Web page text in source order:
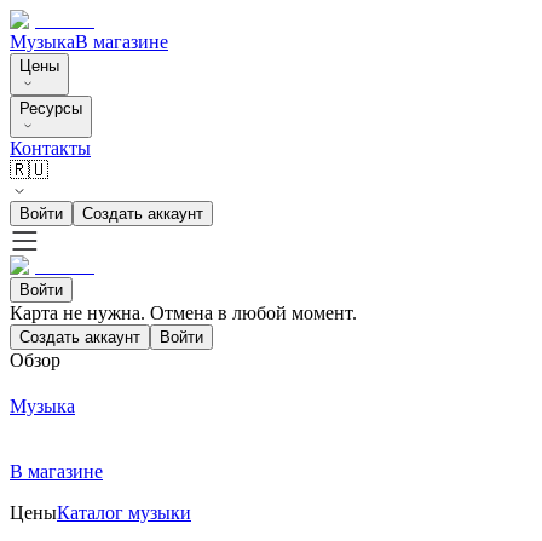
МузыкаВ магазине
Цены
Ресурсы
Контакты
🇷🇺
Войти Создать аккаунт
Войти
Карта не нужна. Отмена в любой момент.
Создать аккаунт Войти
Обзор
Музыка
В магазине
ЦеныКаталог музыки